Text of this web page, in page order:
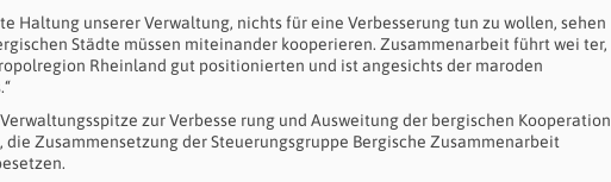
Haltung unserer Verwaltung, nichts für eine Verbesserung tun zu wollen, sehen
Städte müssen miteinander kooperieren. Zusammenarbeit führt wei ter,
Rheinland gut positionierten und ist angesichts der maroden
zur Verbesse rung und Ausweitung der bergischen Kooperation
Zusammensetzung der Steuerungsgruppe Bergische Zusammenarbeit